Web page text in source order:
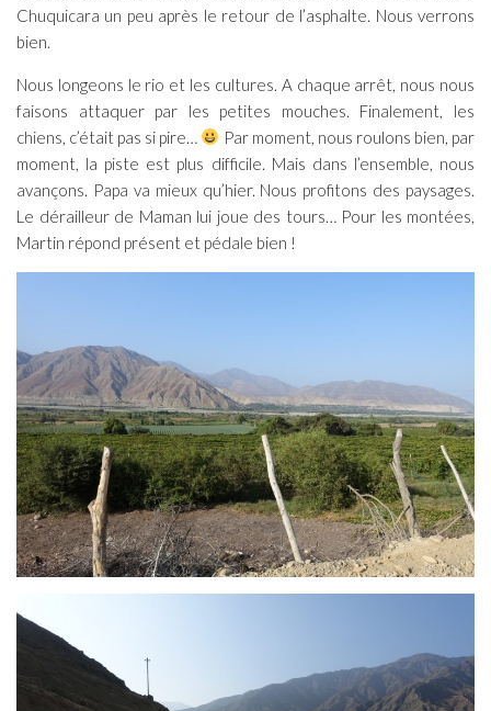
Chuquicara un peu après le retour de l’asphalte. Nous verrons
bien.
Nous longeons le rio et les cultures. A chaque arrêt, nous nous
faisons attaquer par les petites mouches. Finalement, les
chiens, c’était pas si pire…
Par moment, nous roulons bien, par
moment, la piste est plus difficile. Mais dans l’ensemble, nous
avançons. Papa va mieux qu’hier. Nous profitons des paysages.
Le dérailleur de Maman lui joue des tours… Pour les montées,
Martin répond présent et pédale bien !